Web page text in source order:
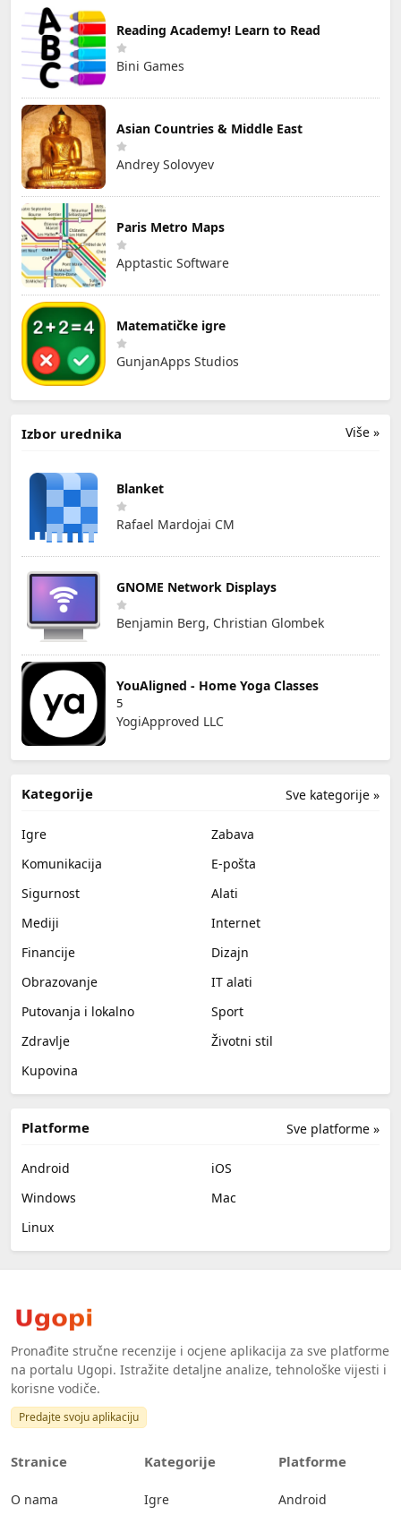
Reading Academy! Learn to Read
Bini Games
Asian Countries & Middle East
Andrey Solovyev
Paris Metro Maps
Apptastic Software
Matematičke igre
GunjanApps Studios
Više »
Izbor urednika
Blanket
Rafael Mardojai CM
GNOME Network Displays
Benjamin Berg, Christian Glombek
YouAligned - Home Yoga Classes
5
YogiApproved LLC
Sve kategorije »
Kategorije
Igre
Zabava
Komunikacija
E-pošta
Sigurnost
Alati
Mediji
Internet
Financije
Dizajn
Obrazovanje
IT alati
Putovanja i lokalno
Sport
Zdravlje
Životni stil
Kupovina
Sve platforme »
Platforme
Android
iOS
Windows
Mac
Linux
Pronađite stručne recenzije i ocjene aplikacija za sve platforme
na portalu Ugopi. Istražite detaljne analize, tehnološke vijesti i
korisne vodiče.
Predajte svoju aplikaciju
Stranice
O nama
Kategorije
Igre
Platforme
Android